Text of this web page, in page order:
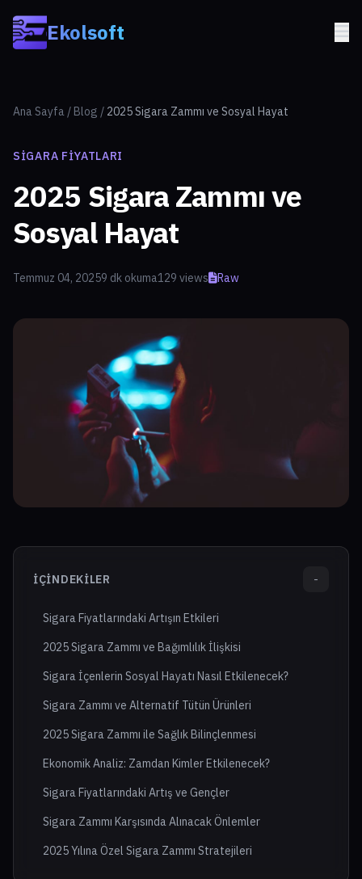
Ekolsoft
Ana Sayfa / Blog / 2025 Sigara Zammı ve Sosyal Hayat
SIGARA FIYATLARI
2025 Sigara Zammı ve
Sosyal Hayat
Temmuz 04, 20259 dk okuma129 views Raw
İÇINDEKILER -
Sigara Fiyatlarındaki Artışın Etkileri
2025 Sigara Zammı ve Bağımlılık İlişkisi
Sigara İçenlerin Sosyal Hayatı Nasıl Etkilenecek?
Sigara Zammı ve Alternatif Tütün Ürünleri
2025 Sigara Zammı ile Sağlık Bilinçlenmesi
Ekonomik Analiz: Zamdan Kimler Etkilenecek?
Sigara Fiyatlarındaki Artış ve Gençler
Sigara Zammı Karşısında Alınacak Önlemler
2025 Yılına Özel Sigara Zammı Stratejileri